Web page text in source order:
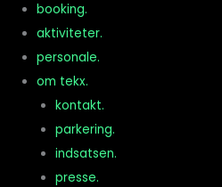
booking.
aktiviteter.
personale.
om tekx.
kontakt.
parkering.
indsatsen.
presse.